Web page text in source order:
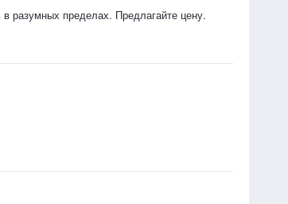
разумных пределах. Предлагайте цену.